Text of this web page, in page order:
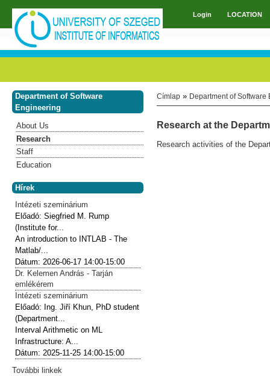
Skip to main content
Main menu
Login LOCATION
You are here
Címlap » Department of Software
Research at the
Research activities of the
Department of Software
Engineering
About Us
Research
Staff
Education
Hírek
Intézeti szeminárium
Előadó:Siegfried M. Rump
(Institute for...
An introduction to INTLAB - The
Matlab/...
Dátum:2026-06-17 14:00-15:00
Dr. Kelemen András - Tarján
emlékérem
Intézeti szeminárium
Előadó: Ing. Jiří Khun, PhD student
(Department...
Interval Arithmetic on ML
Infrastructure: A...
Dátum:2025-11-25 14:00-15:00
További linkek